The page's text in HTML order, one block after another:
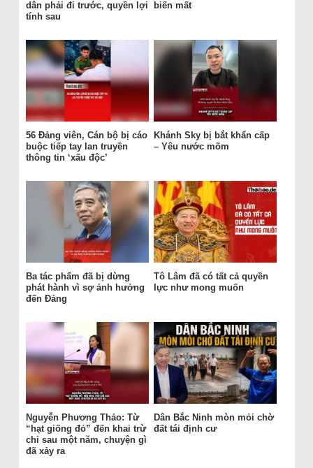
dân phải đi trước, quyền lợi
tính sau
biến mất
56 Đảng viên, Cán bộ bị cáo
buộc tiếp tay lan truyền
thông tin ‘xấu độc’
Khánh Sky bị bắt khẩn cấp
– Yêu nước mõm
Ba tác phẩm đã bị dừng
phát hành vì sợ ảnh hưởng
đến Đảng
Tô Lâm đã có tất cả quyền
lực như mong muốn
Nguyễn Phương Thảo: Từ
“hạt giống đỏ” đến khai trừ
chỉ sau một năm, chuyện gì
đã xảy ra
Dân Bắc Ninh mòn mỏi chờ
đất tái định cư